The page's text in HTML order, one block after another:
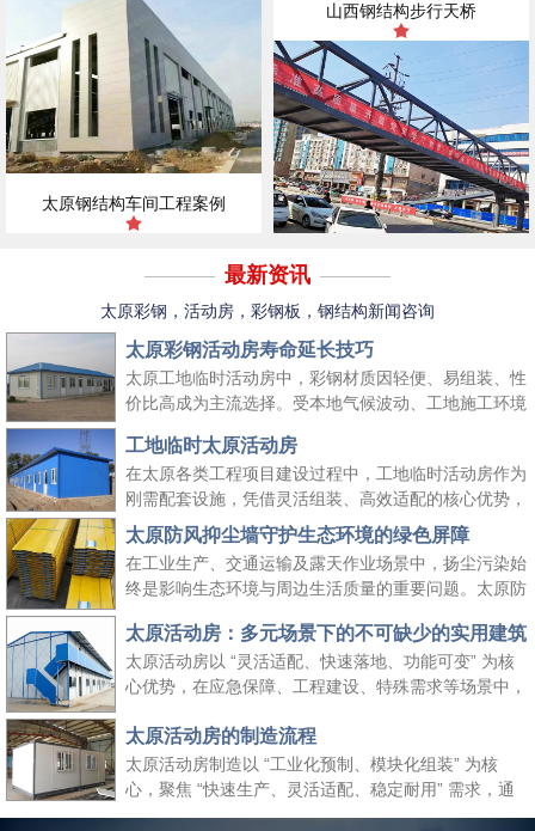
太原钢结构车间工程案例
山西钢结构步行天桥
最新资讯
太原彩钢，活动房，彩钢板，钢结构新闻咨询
太原彩钢活动房寿命延长技巧
太原工地临时活动房中，彩钢材质因轻便、易组装、性
价比高成为主流选择。受本地气候波动、工地施工环境
握科学的养护方法，既能延长其使用周期、降低工地周
转成本，又能保障太原工地临时活动房的使用安全，适
配长期施工场景需求。
工地临时太原活动房
在太原各类工程项目建设过程中，工地临时活动房作为
刚需配套设施，凭借灵活组装、高效适配的核心优势，
成为保障施工团队生活与工作的重要空间载体。它既能
快速响应工地临时空间需求，又能适配太原本地气候与
施工场景特点，为工程项目顺利推进提供坚实支撑，同
时契合绿色施工、高效管控的行业理念。
太原防风抑尘墙守护生态环境的绿色屏障
在工业生产、交通运输及露天作业场景中，扬尘污染始
终是影响生态环境与周边生活质量的重要问题。太原防
学的结构设计与实用性能，成为各行各业管控扬尘、践
行绿色发展理念的关键选择，为生态保护与生产安全筑
起双重防线。
太原活动房：多元场景下的不可缺少的实用建筑
太原活动房以 “灵活适配、快速落地、功能可变” 为核
心优势，在应急保障、工程建设、特殊需求等场景中，
决了 “临时使用” 的便捷性需求，更填补了传统建筑在
时效性、灵活性与经济性上的空白，是现代社会应对多
元需求的重要建筑补充。
太原活动房的制造流程
太原活动房制造以 “工业化预制、模块化组装” 为核
心，聚焦 “快速生产、灵活适配、稳定耐用” 需求，通
过标准化流程把控各环节，确保成品满足临时办公、居